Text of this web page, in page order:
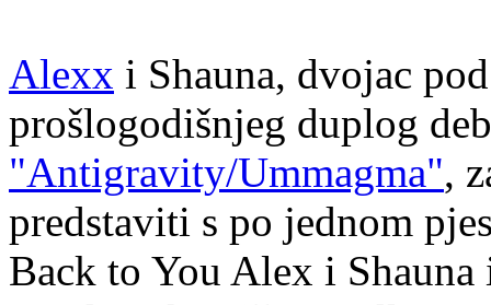
Alexx i Shauna, dvojac
prošlogodišnjeg duplog
"Antigravity/Ummagma",
predstaviti s po jednom
Back to You Alex i